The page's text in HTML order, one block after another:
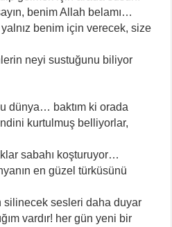
benim Allah belamı…
benim için verecek, size
neyi sustuğunu biliyor
dünya… baktım ki orada
kurtulmuş belliyorlar,
sabahı koşturuyor…
en güzel türküsünü
silinecek sesleri daha duyar
vardır! her gün yeni bir